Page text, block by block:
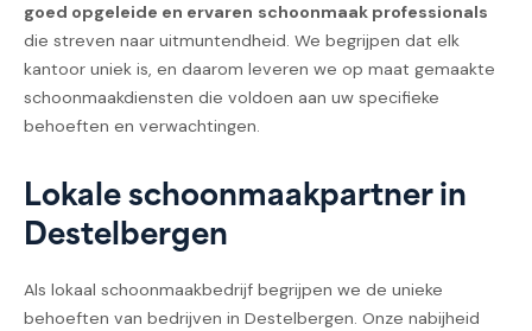
goed opgeleide en ervaren schoonmaak professionals
die streven naar uitmuntendheid. We begrijpen dat elk
kantoor uniek is, en daarom leveren we op maat gemaakte
schoonmaakdiensten die voldoen aan uw specifieke
behoeften en verwachtingen.
Lokale schoonmaakpartner in
Destelbergen
Als lokaal schoonmaakbedrijf begrijpen we de unieke
behoeften van bedrijven in Destelbergen. Onze nabijheid